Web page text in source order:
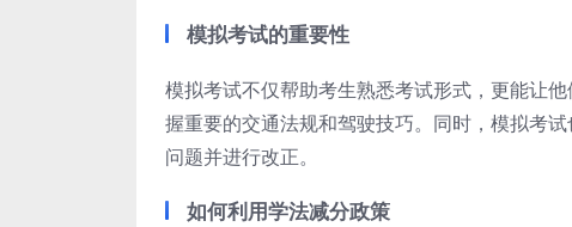
模拟考试的重要性
模拟考试不仅帮助考生熟悉考试形式，更能让
握重要的交通法规和驾驶技巧。同时，模拟考
问题并进行改正。
如何利用学法减分政策